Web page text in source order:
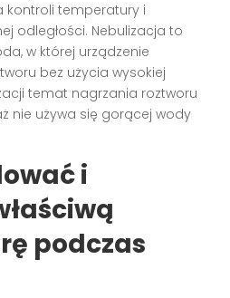
temperatury i
odległości. Nebulizacja to
w której urządzenie
bez użycia wysokiej
temat nagrzania roztworu
nie używa się gorącej wody
i
podczas